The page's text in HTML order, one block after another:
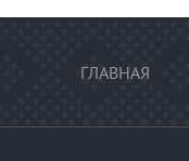
ГЛАВНАЯ